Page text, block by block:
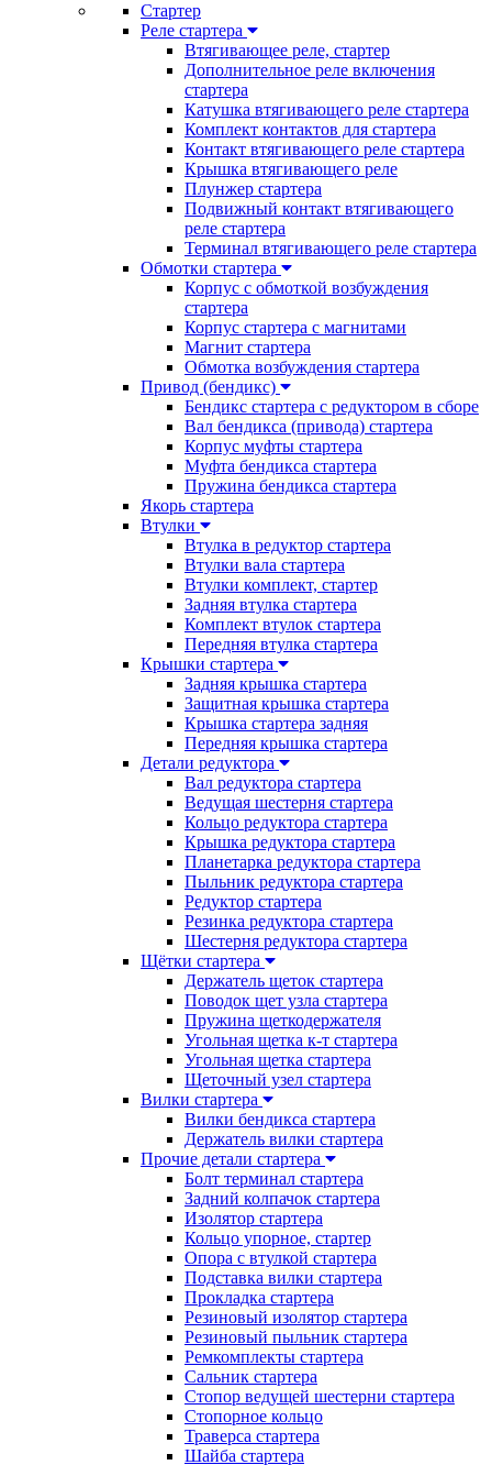
Стартер
Реле стартера
Втягивающее реле, стартер
Дополнительное реле включения
стартера
Катушка втягивающего реле стартера
Комплект контактов для стартера
Контакт втягивающего реле стартера
Крышка втягивающего реле
Плунжер стартера
Подвижный контакт втягивающего
реле стартера
Терминал втягивающего реле стартера
Обмотки стартера
Корпус с обмоткой возбуждения
стартера
Корпус стартера с магнитами
Магнит стартера
Обмотка возбуждения стартера
Привод (бендикс)
Бендикс стартера с редуктором в сборе
Вал бендикса (привода) стартера
Корпус муфты стартера
Муфта бендикса стартера
Пружина бендикса стартера
Якорь стартера
Втулки
Втулка в редуктор стартера
Втулки вала стартера
Втулки комплект, стартер
Задняя втулка стартера
Комплект втулок стартера
Передняя втулка стартера
Крышки стартера
Задняя крышка стартера
Защитная крышка стартера
Крышка стартера задняя
Передняя крышка стартера
Детали редуктора
Вал редуктора стартера
Ведущая шестерня стартера
Кольцо редуктора стартера
Крышка редуктора стартера
Планетарка редуктора стартера
Пыльник редуктора стартера
Редуктор стартера
Резинка редуктора стартера
Шестерня редуктора стартера
Щётки стартера
Держатель щеток стартера
Поводок щет узла стартера
Пружина щеткодержателя
Угольная щетка к-т стартера
Угольная щетка стартера
Щеточный узел стартера
Вилки стартера
Вилки бендикса стартера
Держатель вилки стартера
Прочие детали стартера
Болт терминал стартера
Задний колпачок стартера
Изолятор стартера
Кольцо упорное, стартер
Опора с втулкой стартера
Подставка вилки стартера
Прокладка стартера
Резиновый изолятор стартера
Резиновый пыльник стартера
Ремкомплекты стартера
Сальник стартера
Стопор ведущей шестерни стартера
Стопорное кольцо
Траверса стартера
Шайба стартера